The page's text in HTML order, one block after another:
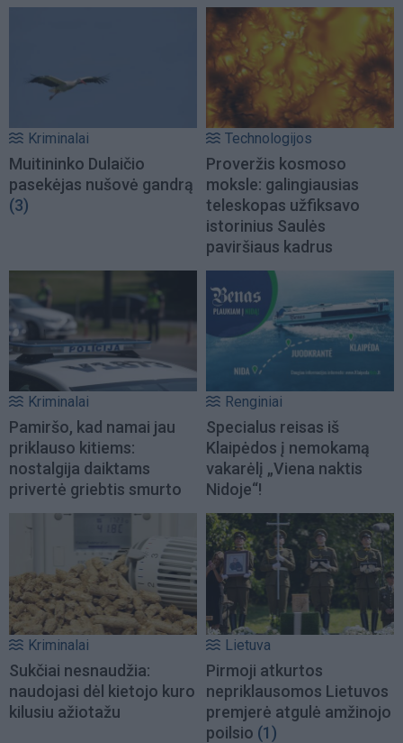
Kriminalai
Muitininko Dulaičio
pasekėjas nušovė gandrą
(3)
Technologijos
Proveržis kosmoso
moksle: galingiausias
teleskopas užfiksavo
istorinius Saulės
paviršiaus kadrus
Kriminalai
Pamiršo, kad namai jau
priklauso kitiems:
nostalgija daiktams
privertė griebtis smurto
Renginiai
Specialus reisas iš
Klaipėdos į nemokamą
vakarėlį „Viena naktis
Nidoje“!
Kriminalai
Sukčiai nesnaudžia:
naudojasi dėl kietojo kuro
kilusiu ažiotažu
Lietuva
Pirmoji atkurtos
nepriklausomos Lietuvos
premjerė atgulė amžinojo
poilsio (1)